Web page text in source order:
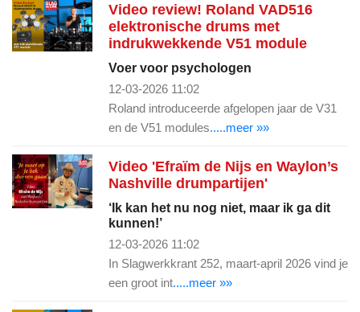
Video review! Roland VAD516
elektronische drums met
indrukwekkende V51 module
Voer voor psychologen
12-03-2026 11:02
Roland introduceerde afgelopen jaar de V31
en de V51 modules.....meer »»
Video 'Efraïm de Nijs en Waylon’s
Nashville drumpartijen'
‘Ik kan het nu nog niet, maar ik ga dit
kunnen!’
12-03-2026 11:02
In Slagwerkkrant 252, maart-april 2026 vind je
een groot int.....meer »»